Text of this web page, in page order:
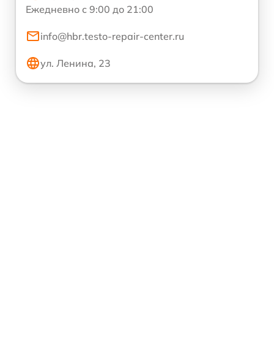
Ежедневно с 9:00 до 21:00
info@hbr.testo-repair-center.ru
ул. Ленина, 23